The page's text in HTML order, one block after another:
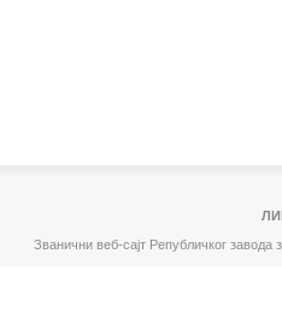
Званични веб-сајт Републичког